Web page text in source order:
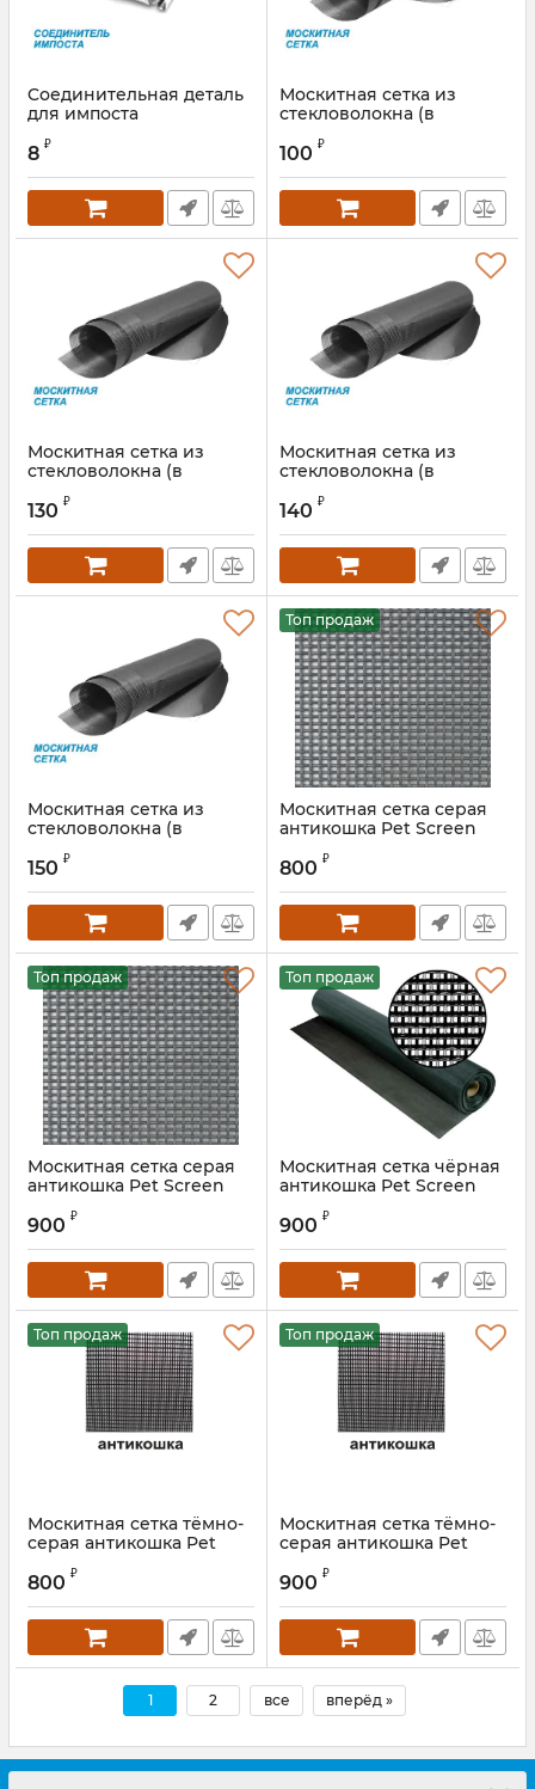
Cоединительная деталь
для импоста
Артикул:
8 ₽
Москитная сетка из
стекловолокна (в
100 ₽
Москитная сетка из
стекловолокна (в
130 ₽
Москитная сетка из
стекловолокна (в
140 ₽
Москитная сетка из
стекловолокна (в
150 ₽
Топ продаж
Москитная сетка серая
антикошка Pet Screen
Артикул:
800 ₽
Топ продаж
Москитная сетка серая
антикошка Pet Screen
Артикул:
900 ₽
Топ продаж
Москитная сетка чёрная
антикошка Pet Screen
900 ₽
Топ продаж
Москитная сетка тёмно-
серая антикошка Pet
800 ₽
Топ продаж
Москитная сетка тёмно-
серая антикошка Pet
900 ₽
1 2 все вперёд »